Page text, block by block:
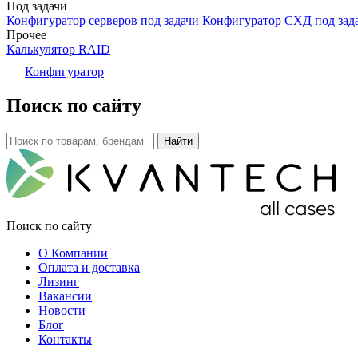
Под задачи
Конфигуратор серверов под задачи Конфигуратор СХД под
Прочее
Калькулятор RAID
Конфигуратор
Поиск по сайту
Поиск по сайту
О Компании
Оплата и доставка
Лизинг
Вакансии
Новости
Блог
Контакты